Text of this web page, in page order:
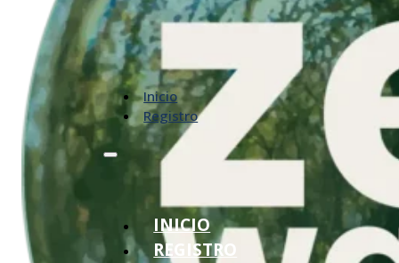
Inicio
Registro
INICIO
REGISTRO